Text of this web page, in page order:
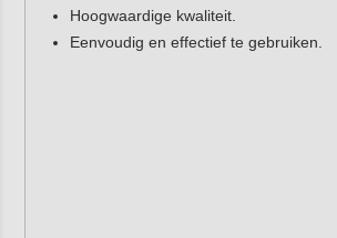
Hoogwaardige kwaliteit.
Eenvoudig en effectief te gebruiken.